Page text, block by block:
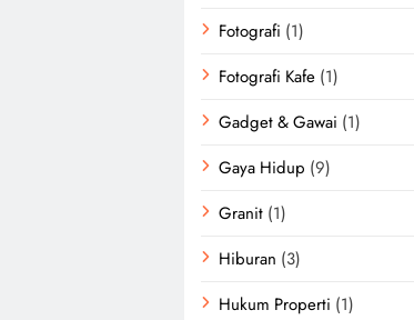
Fotografi (1)
Fotografi Kafe (1)
Gadget & Gawai (1)
Gaya Hidup (9)
Granit (1)
Hiburan (3)
Hukum Properti (1)